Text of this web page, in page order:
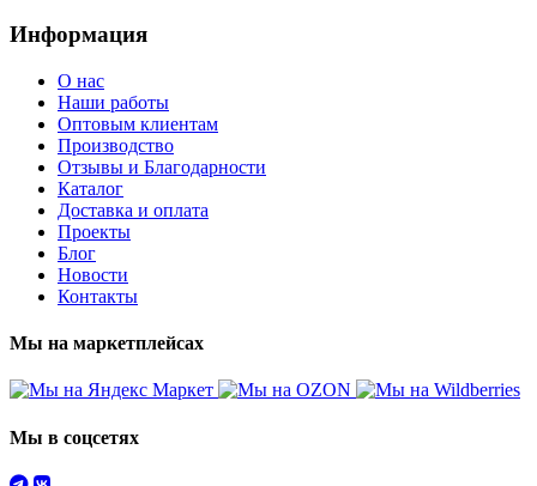
Информация
О нас
Наши работы
Оптовым клиентам
Производство
Отзывы и Благодарности
Каталог
Доставка и оплата
Проекты
Блог
Новости
Контакты
Мы на маркетплейсах
Мы в соцсетях